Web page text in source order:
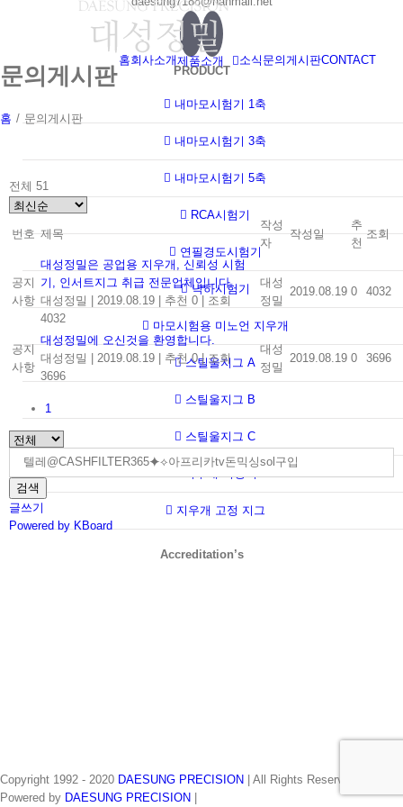
홈회사소개제품소개 소식 문의게시판CONTACT
문의게시판
홈 / 문의게시판
전체 51
번호 제목
작성
자
작성일
추
천
조회
공지
사항
대성정밀은 공업용 지우개, 신뢰성 시험
기, 인서트지그 취급 전문업체입니다.
대성정밀
2019.08.19 추천 0
조회
4032
대성
정밀
2019.08.19 0 4032
공지
사항
대성정밀에 오신것을 환영합니다.
대성정밀
2019.08.19 추천 0 | 조회
3696
대성
정밀
2019.08.19 0 3696
1
검색
글쓰기
Powered by KBoard
PRODUCT
내마모시험기 1축
내마모시험기 3축
내마모시험기 5축
RCA시험기
연필경도시험기
낙하시험기
마모시험용 미노언 지우개
스틸울지그 A
스틸울지그 B
스틸울지그 C
지우개 커팅기
지우개 고정 지그
Accreditation’s
Copyright 1992 - 2020 DAESUNG PRECISION | All Rights Reserved |
Powered by DAESUNG PRECISION